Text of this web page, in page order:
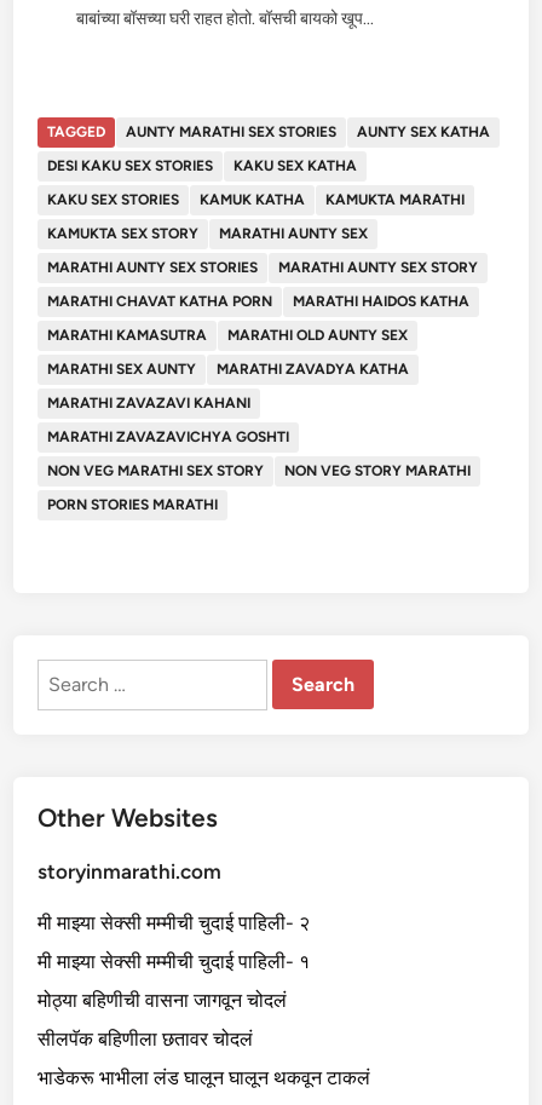
बाबांच्या बॉसच्या घरी राहत होतो. बॉसची बायको खूप...
TAGGED AUNTY MARATHI SEX STORIES
AUNTY SEX KATHA
DESI KAKU SEX STORIES
KAKU SEX KATHA
KAKU SEX STORIES
KAMUK KATHA
KAMUKTA MARATHI
KAMUKTA SEX STORY
MARATHI AUNTY SEX
MARATHI AUNTY SEX STORIES
MARATHI AUNTY SEX STORY
MARATHI CHAVAT KATHA PORN
MARATHI HAIDOS KATHA
MARATHI KAMASUTRA
MARATHI OLD AUNTY SEX
MARATHI SEX AUNTY
MARATHI ZAVADYA KATHA
MARATHI ZAVAZAVI KAHANI
MARATHI ZAVAZAVICHYA GOSHTI
NON VEG MARATHI SEX STORY
NON VEG STORY MARATHI
PORN STORIES MARATHI
Search
Other Websites
storyinmarathi.com
मी माझ्या सेक्सी मम्मीची चुदाई पाहिली- २
मी माझ्या सेक्सी मम्मीची चुदाई पाहिली- १
मोठ्या बहिणीची वासना जागवून चोदलं
सीलपॅक बहिणीला छतावर चोदलं
भाडेकरू भाभीला लंड घालून घालून थकवून टाकलं